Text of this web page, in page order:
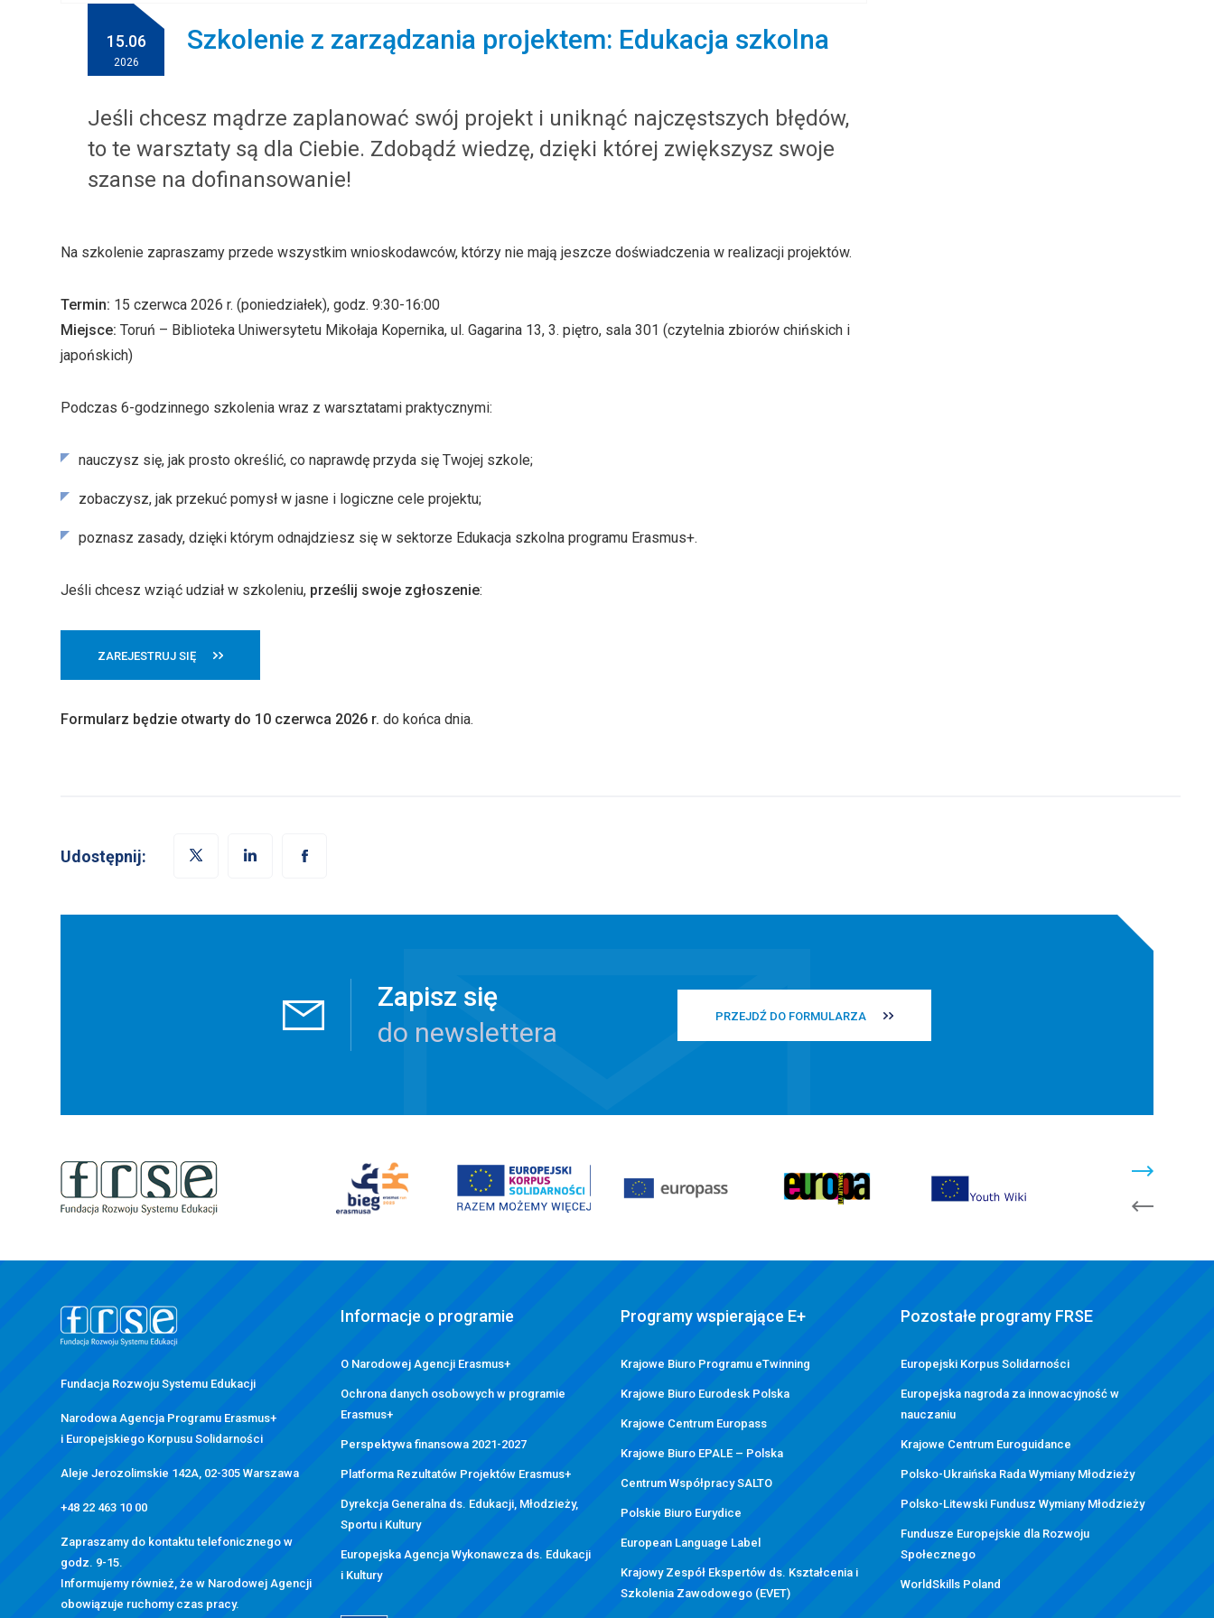
15.06
2026
Szkolenie z zarządzania projektem: Edukacja szkolna
Jeśli chcesz mądrze zaplanować swój projekt i uniknąć najczęstszych błędów,
to te warsztaty są dla Ciebie. Zdobądź wiedzę, dzięki której zwiększysz swoje
szanse na dofinansowanie!
Na szkolenie zapraszamy przede wszystkim wnioskodawców, którzy nie mają jeszcze doświadczenia w realizacji projektów.
Termin: 15 czerwca 2026 r. (poniedziałek), godz. 9:30-16:00
Miejsce: Toruń – Biblioteka Uniwersytetu Mikołaja Kopernika, ul. Gagarina 13, 3. piętro, sala 301 (czytelnia zbiorów chińskich i
japońskich)
Podczas 6-godzinnego szkolenia wraz z warsztatami praktycznymi:
nauczysz się, jak prosto określić, co naprawdę przyda się Twojej szkole;
zobaczysz, jak przekuć pomysł w jasne i logiczne cele projektu;
poznasz zasady, dzięki którym odnajdziesz się w sektorze Edukacja szkolna programu Erasmus+.
Jeśli chcesz wziąć udział w szkoleniu, prześlij swoje zgłoszenie:
ZAREJESTRUJ SIĘ
Formularz będzie otwarty do 10 czerwca 2026 r. do końca dnia.
Udostępnij:
Zapisz się
do newslettera
PRZEJDŹ DO FORMULARZA
Fundacja Rozwoju Systemu Edukacji
Narodowa Agencja Programu Erasmus+
i Europejskiego Korpusu Solidarności
Aleje Jerozolimskie 142A, 02-305 Warszawa
+48 22 463 10 00
Zapraszamy do kontaktu telefonicznego w
godz. 9-15.
Informujemy również, że w Narodowej Agencji
obowiązuje ruchomy czas pracy.
Informacje o programie
O Narodowej Agencji Erasmus+
Ochrona danych osobowych w programie
Erasmus+
Perspektywa finansowa 2021-2027
Platforma Rezultatów Projektów Erasmus+
Dyrekcja Generalna ds. Edukacji, Młodzieży,
Sportu i Kultury
Europejska Agencja Wykonawcza ds. Edukacji
i Kultury
Programy wspierające E+
Krajowe Biuro Programu eTwinning
Krajowe Biuro Eurodesk Polska
Krajowe Centrum Europass
Krajowe Biuro EPALE – Polska
Centrum Współpracy SALTO
Polskie Biuro Eurydice
European Language Label
Krajowy Zespół Ekspertów ds. Kształcenia i
Szkolenia Zawodowego (EVET)
Pozostałe programy FRSE
Europejski Korpus Solidarności
Europejska nagroda za innowacyjność w
nauczaniu
Krajowe Centrum Euroguidance
Polsko-Ukraińska Rada Wymiany Młodzieży
Polsko-Litewski Fundusz Wymiany Młodzieży
Fundusze Europejskie dla Rozwoju
Społecznego
WorldSkills Poland